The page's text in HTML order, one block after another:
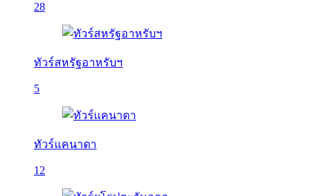
28
ทัวร์สหรัฐอาหรับฯ
5
ทัวร์แคนาดา
12